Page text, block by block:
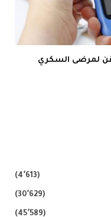
لمرضى السكري
(4٬613)
(30٬629)
(45٬589)